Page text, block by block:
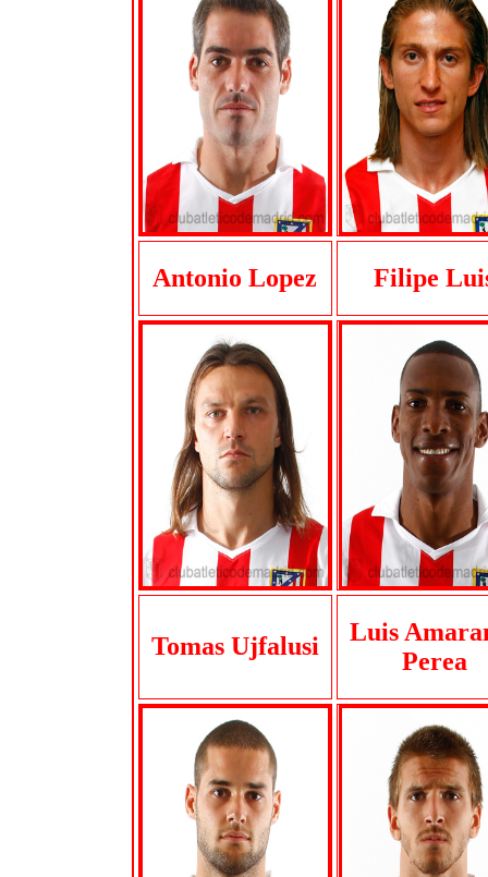
Antonio Lopez Filipe
Tomas Ujfalusi
Luis
Perea